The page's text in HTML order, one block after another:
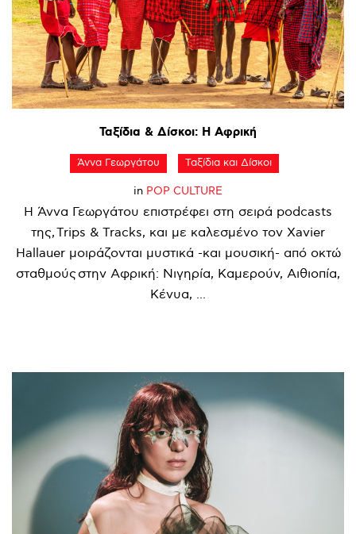
Ταξίδια & Δίσκοι: Η Αφρική
Άννα Γεωργάτου Ταξίδια και Δίσκοι
in POP CULTURE
Η Άννα Γεωργάτου επιστρέφει στη σειρά podcasts
της, Trips & Tracks, και με καλεσμένο τον Xavier
Hallauer μοιράζονται μυστικά -και μουσική- από οκτώ
σταθμούς στην Αφρική: Νιγηρία, Καμερούν, Αιθιοπία,
Κένυα, ...